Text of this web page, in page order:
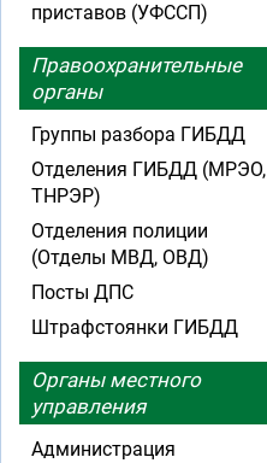
приставов (УФССП)
Правоохранительные
органы
Группы разбора ГИБДД
Отделения ГИБДД (МРЭО,
ТНРЭР)
Отделения полиции
(Отделы МВД, ОВД)
Посты ДПС
Штрафстоянки ГИБДД
Органы местного
управления
Администрация